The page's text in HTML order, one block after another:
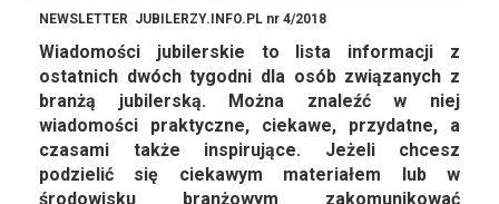
NEWSLETTER JUBILERZY.INFO.PL nr 4/2018
Wiadomości jubilerskie to lista informacji z
ostatnich dwóch tygodni dla osób związanych z
branżą jubilerską. Można znaleźć w niej
wiadomości praktyczne, ciekawe, przydatne, a
czasami także inspirujące. Jeżeli chcesz
podzielić się ciekawym materiałem lub w
środowisku branżowym zakomunikować